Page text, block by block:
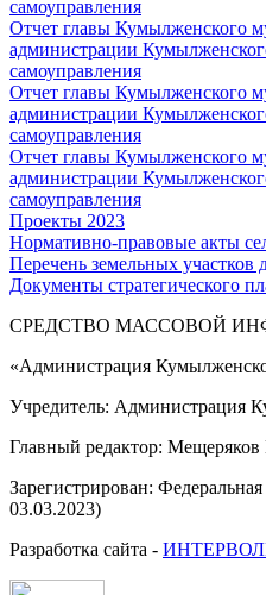
самоуправления
Отчет главы Кумылженского
администрации
самоуправления
Отчет главы Кумылженского
администрации
самоуправления
Отчет главы Кумылженского
администрации
самоуправления
Проекты 2023
Нормативно-правовые акты
Перечень земельных участков
Документы стратегического
СРЕДСТВО
«Администрация
Учредитель: Администрация
Главный редактор:
Зарегистрирован:
03.03.2023)
Разработка сайта -